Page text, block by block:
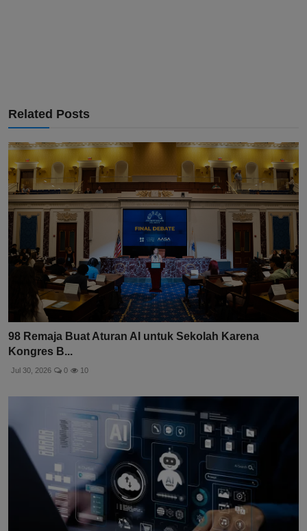
Related Posts
98 Remaja Buat Aturan AI untuk Sekolah Karena
Kongres B...
Jul 30, 2026 0 10